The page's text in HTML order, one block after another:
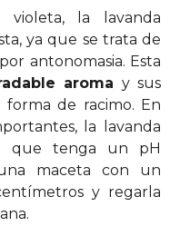
la lavanda
ya que se trata de
antonomasia. Esta
aroma y sus
forma de racimo. En
la lavanda
que tenga un pH
maceta con un
y regarla